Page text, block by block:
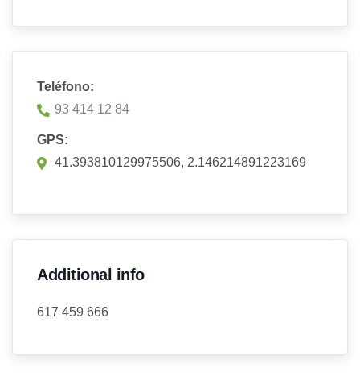
Teléfono:
93 414 12 84
GPS:
41.393810129975506, 2.146214891223169
Additional info
617 459 666